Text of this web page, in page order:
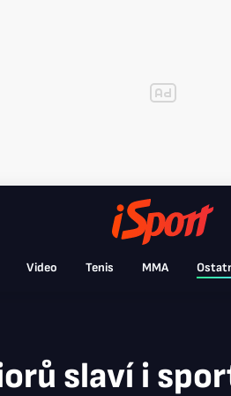
Video Tenis MMA
slaví i